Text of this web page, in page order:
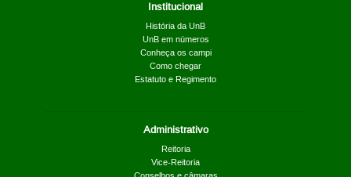
Institucional
História da UnB
UnB em números
Conheça os campi
Como chegar
Estatuto e Regimento
Administrativo
Reitoria
Vice-Reitoria